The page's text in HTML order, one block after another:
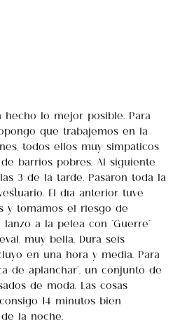
hecho lo mejor posible. Para
que trabajemos en la
todos ellos muy simpáticos
barrios pobres. Al siguiente
3 de la tarde. Pasaron toda la
El día anterior tuve
y tomamos el riesgo de
a la pelea con “Guerre”
muy bella. Dura seis
en una hora y media. Para
de aplanchar”, un conjunto de
de moda. Las cosas
14 minutos bien
la noche.